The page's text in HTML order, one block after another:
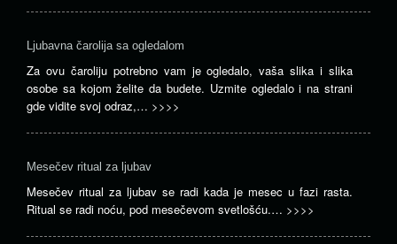
Ljubavna čarolija sa ogledalom
Za ovu čaroliju potrebno vam je ogledalo, vaša slika i slika
osobe sa kojom želite da budete. Uzmite ogledalo i na strani
gde vidite svoj odraz,… >>>>
Mesečev ritual za ljubav
Mesečev ritual za ljubav se radi kada je mesec u fazi rasta.
Ritual se radi noću, pod mesečevom svetlošću.… >>>>